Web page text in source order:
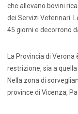
che allevano bovini
dei Servizi Veterinari.
45 giorni e decorrono
La Provincia di
restrizione, sia a
Nella zona di
province di Vicenza,